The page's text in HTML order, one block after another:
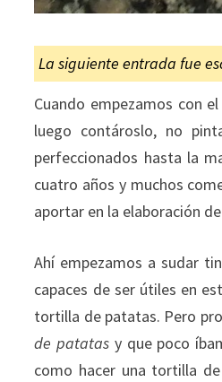
La siguiente entrada fue
Cuando empezamos con
luego contároslo, no
perfeccionados hasta la
cuatro años y muchos
aportar en la elaboración
Ahí empezamos a sudar
capaces de ser útiles en
tortilla de patatas. Pero
de patatas y que poco
como hacer una tortilla